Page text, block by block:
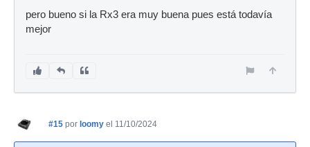
pero bueno si la Rx3 era muy buena pues está todavía
mejor
#15 por loomy el 11/10/2024